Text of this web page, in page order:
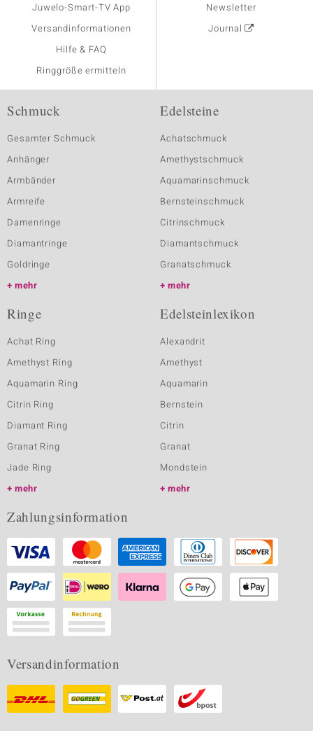
Juwelo-Smart-TV App
Versandinformationen
Hilfe & FAQ
Ringgröße ermitteln
Newsletter
Journal
Schmuck
Gesamter Schmuck
Anhänger
Armbänder
Armreife
Damenringe
Diamantringe
Goldringe
mehr
Edelsteine
Achatschmuck
Amethystschmuck
Aquamarinschmuck
Bernsteinschmuck
Citrinschmuck
Diamantschmuck
Granatschmuck
mehr
Ringe
Achat Ring
Amethyst Ring
Aquamarin Ring
Citrin Ring
Diamant Ring
Granat Ring
Jade Ring
mehr
Edelsteinlexikon
Alexandrit
Amethyst
Aquamarin
Bernstein
Citrin
Granat
Mondstein
mehr
Zahlungsinformation
Versandinformation